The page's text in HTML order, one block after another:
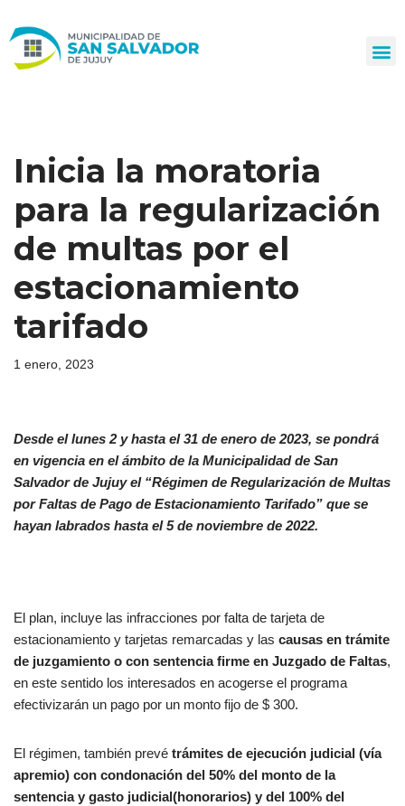
al
Inicia la moratoria
para la regularización
de multas por el
estacionamiento
tarifado
1 enero, 2023
Desde el lunes 2 y hasta el 31 de enero de 2023, se pondrá
en vigencia en el ámbito de la Municipalidad de San
Salvador de Jujuy el “Régimen de Regularización de Multas
por Faltas de Pago de Estacionamiento Tarifado” que se
hayan labrados hasta el 5 de noviembre de 2022.
El plan, incluye las infracciones por falta de tarjeta de
estacionamiento y tarjetas remarcadas y las causas en trámite
de juzgamiento o con sentencia firme en Juzgado de Faltas,
en este sentido los interesados en acogerse el programa
efectivizarán un pago por un monto fijo de $ 300.
El régimen, también prevé trámites de ejecución judicial (vía
apremio) con condonación del 50% del monto de la
sentencia y gasto judicial(honorarios) y del 100% del